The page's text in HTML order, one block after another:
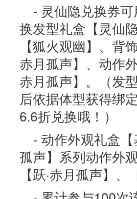
- 灵仙隐兑换券
换发型礼盒【灵仙
【狐火观幽】、背
赤月孤声】、动作
赤月孤声】。（发
后依据体型获得绑
6.6折兑换哦！）
- 动作外观礼盒
孤声】系列动作外
【跃·赤月孤声】